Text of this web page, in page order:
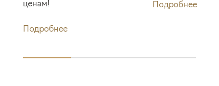
ценам!
Подробнее
Подробнее